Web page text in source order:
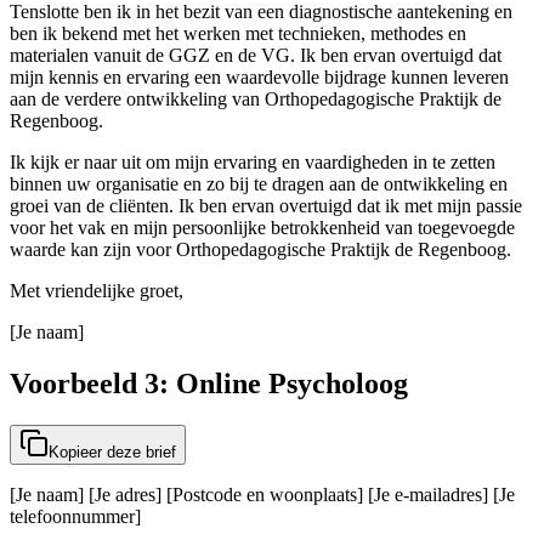
Tenslotte ben ik in het bezit van een diagnostische aantekening en
ben ik bekend met het werken met technieken, methodes en
materialen vanuit de GGZ en de VG. Ik ben ervan overtuigd dat
mijn kennis en ervaring een waardevolle bijdrage kunnen leveren
aan de verdere ontwikkeling van Orthopedagogische Praktijk de
Regenboog.
Ik kijk er naar uit om mijn ervaring en vaardigheden in te zetten
binnen uw organisatie en zo bij te dragen aan de ontwikkeling en
groei van de cliënten. Ik ben ervan overtuigd dat ik met mijn passie
voor het vak en mijn persoonlijke betrokkenheid van toegevoegde
waarde kan zijn voor Orthopedagogische Praktijk de Regenboog.
Met vriendelijke groet,
[Je naam]
Voorbeeld 3: Online Psycholoog
Kopieer deze brief
[Je naam] [Je adres] [Postcode en woonplaats] [Je e-mailadres] [Je
telefoonnummer]